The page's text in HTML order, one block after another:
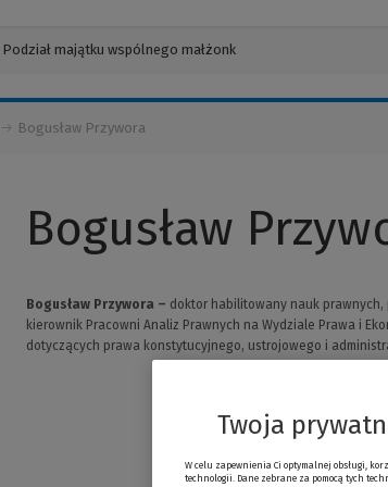
Bogusław Przywora
Bogusław
Bogusław Przywora – doktor habilitowany nauk prawnych,
kierownik Pracowni Analiz Prawnych na Wydziale Prawa i
dotyczących prawa konstytucyjnego, ustrojowego i
Twoja
W celu zapewnienia Ci optymalnej obsługi,
technologii. Dane zebrane za pomocą tych